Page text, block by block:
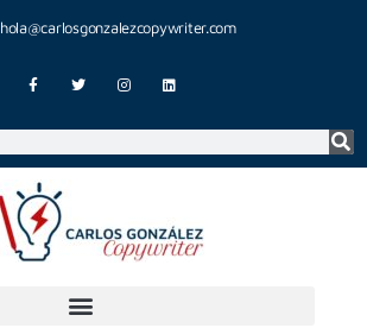
hola@carlosgonzalezcopywriter.com